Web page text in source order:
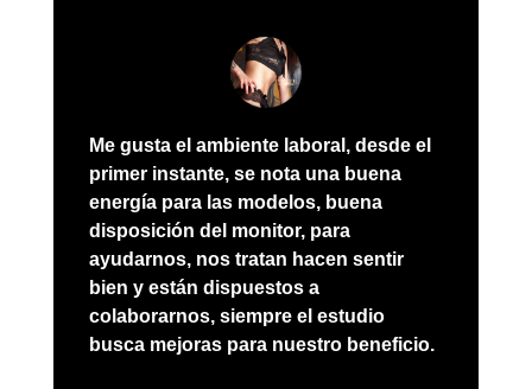
Me gusta el ambiente laboral, desde el
primer instante, se nota una buena
energía para las modelos, buena
disposición del monitor, para
ayudarnos, nos tratan hacen sentir
bien y están dispuestos a
colaborarnos, siempre el estudio
busca mejoras para nuestro beneficio.